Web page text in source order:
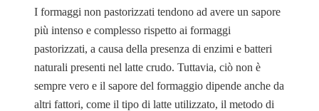
I formaggi non pastorizzati tendono ad avere un sapore
più intenso e complesso rispetto ai formaggi
pastorizzati, a causa della presenza di enzimi e batteri
naturali presenti nel latte crudo. Tuttavia, ciò non è
sempre vero e il sapore del formaggio dipende anche da
altri fattori, come il tipo di latte utilizzato, il metodo di